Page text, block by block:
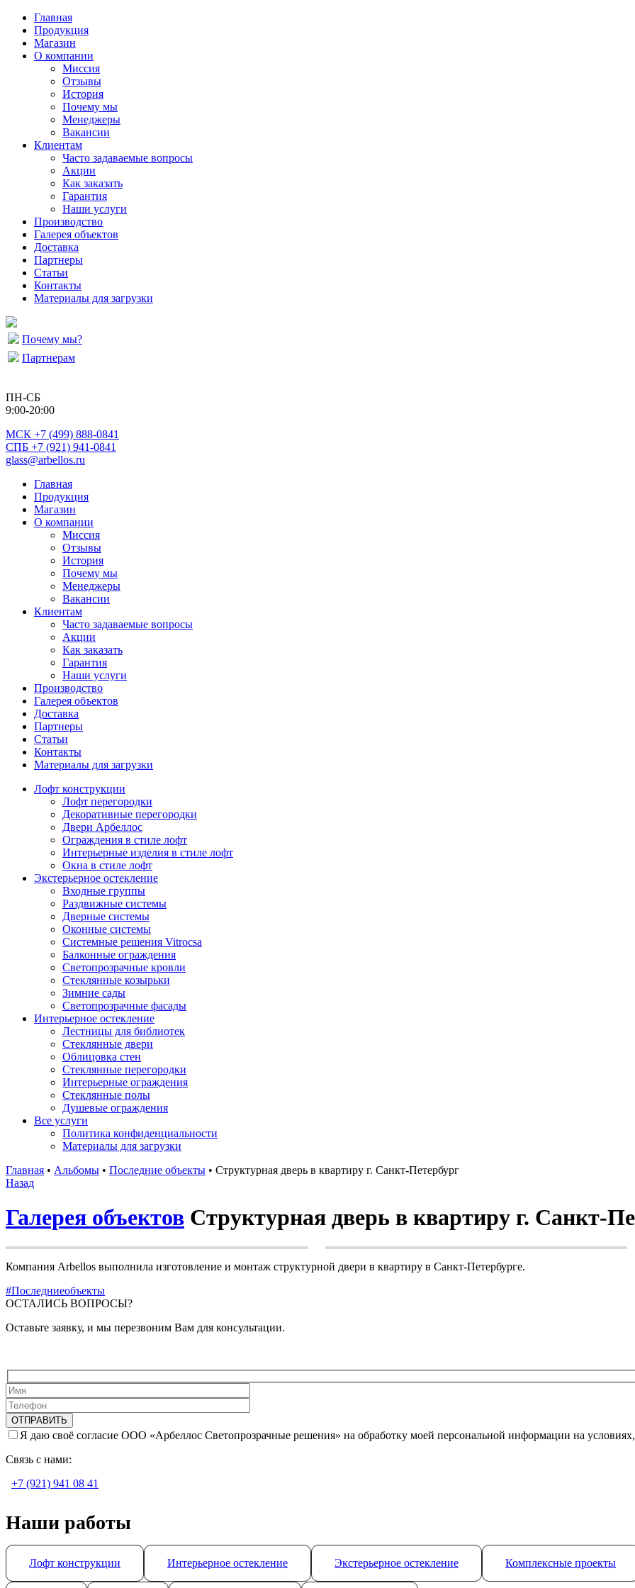
Главная
Продукция
Магазин
О компании
Миссия
Отзывы
История
Почему мы
Менеджеры
Вакансии
Клиентам
Часто задаваемые вопросы
Акции
Как заказать
Гарантия
Наши услуги
Производство
Галерея объектов
Доставка
Партнеры
Статьи
Контакты
Материалы для загрузки
Почему мы?
Партнерам
ПН-СБ
9:00-20:00
МСК +7 (499) 888-0841
СПБ +7 (921) 941-0841
glass@arbellos.ru
Главная
Продукция
Магазин
О компании
Миссия
Отзывы
История
Почему мы
Менеджеры
Вакансии
Клиентам
Часто задаваемые вопросы
Акции
Как заказать
Гарантия
Наши услуги
Производство
Галерея объектов
Доставка
Партнеры
Статьи
Контакты
Материалы для загрузки
Лофт конструкции
Лофт перегородки
Декоративные перегородки
Двери Арбеллос
Ограждения в стиле лофт
Интерьерные изделия в стиле лофт
Окна в стиле лофт
Экстерьерное остекление
Входные группы
Раздвижные системы
Дверные системы
Оконные системы
Системные решения Vitrocsa
Балконные ограждения
Светопрозрачные кровли
Стеклянные козырьки
Зимние сады
Светопрозрачные фасады
Интерьерное остекление
Лестницы для библиотек
Стеклянные двери
Облицовка стен
Стеклянные перегородки
Интерьерные ограждения
Стеклянные полы
Душевые ограждения
Все услуги
Политика конфиденциальности
Материалы для загрузки
Главная • Альбомы • Последние объекты • Структурная дверь в квартиру г. Санкт-Петербург
Назад
Галерея объектов Структурная дверь в квартиру г. Санкт-
Компания Arbellos выполнила изготовление и монтаж структурной двери в квартиру в Санкт-Петербурге.
#Последниеобъекты
ОСТАЛИСЬ ВОПРОСЫ?
Оставьте заявку, и мы перезвоним Вам для консультации.
Я даю своё согласие ООО «Арбеллос Светопрозрачные решения» на обработку моей персональной информации на
Связь с нами:
+7 (921) 941 08 41
Наши работы
Лофт конструкции Интерьерное остекление Экстерьерное остекление Комплексные проекты